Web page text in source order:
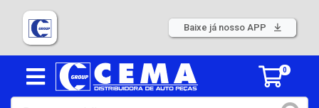
Baixe já nosso APP
0